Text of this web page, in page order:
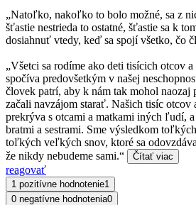
„Natoľko, nakoľko to bolo možné, sa z
šťastie nestrieda to ostatné, šťastie sa k
dosiahnuť vtedy, keď sa spojí všetko, čo
„Všetci sa rodíme ako deti tisícich otcov
spočíva predovšetkým v našej
človek patrí, aby k nám tak mohol naozaj
začali navzájom starať. Našich tisíc otcov
prekrýva s otcami a matkami iných ľudí,
bratmi a sestrami. Sme výsledkom
toľkých veľkých snov, ktoré sa
že nikdy nebudeme sami.“
Čítať viac
reagovať
1 pozitívne hodnotenie1
0 negatívne hodnotenia0